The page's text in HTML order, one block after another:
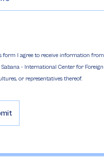
form I agree to receive information from
Sabana - International Center for Foreign
or representatives thereof.